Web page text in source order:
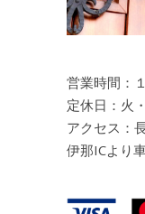
営業時間：
定休日：火
アクセス：
伊那ICより